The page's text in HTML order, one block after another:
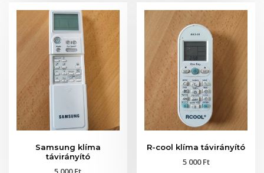
Samsung klíma
távirányító
R-cool klíma távirányító
5 000Ft